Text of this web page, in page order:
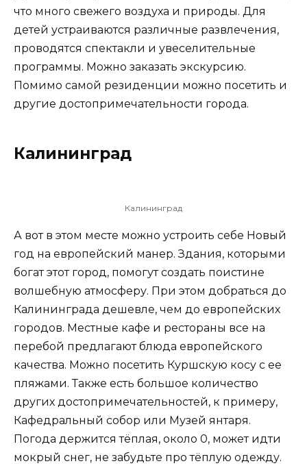
что много свежего воздуха и природы. Для
детей устраиваются различные развлечения,
проводятся спектакли и увеселительные
программы. Можно заказать экскурсию.
Помимо самой резиденции можно посетить и
другие достопримечательности города.
Калининград
Калининград
А вот в этом месте можно устроить себе Новый
год на европейский манер. Здания, которыми
богат этот город, помогут создать поистине
волшебную атмосферу. При этом добраться до
Калининграда дешевле, чем до европейских
городов. Местные кафе и рестораны все на
перебой предлагают блюда европейского
качества. Можно посетить Куршскую косу с ее
пляжами. Также есть большое количество
других достопримечательностей, к примеру,
Кафедральный собор или Музей янтаря.
Погода держится тёплая, около 0, может идти
мокрый снег, не забудьте про тёплую одежду.